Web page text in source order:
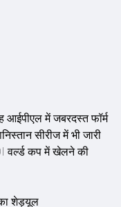
आईपीएल में जबरदस्त फॉर्म
सीरीज में भी जारी
वर्ल्ड कप में खेलने की
शेड्यूल